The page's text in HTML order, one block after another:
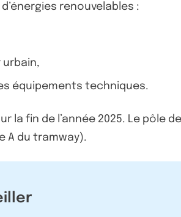
renouvelables :
urbain,
équipements techniques.
la fin de l’année 2025. Le
A du tramway).